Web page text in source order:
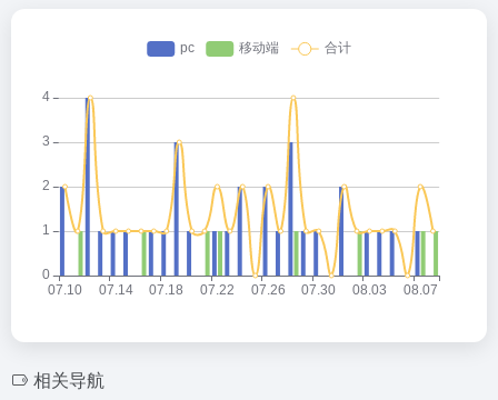
相关导航